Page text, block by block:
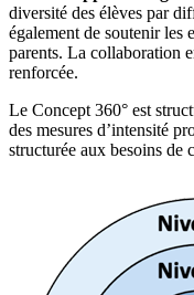
diversité des élèves par
également de soutenir les
parents. La collaboration
renforcée.
Le Concept 360° est
des mesures d’intensité
structurée aux besoins de